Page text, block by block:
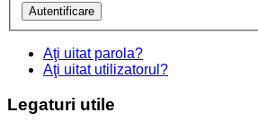
Aţi uitat parola?
Aţi uitat utilizatorul?
Legaturi utile